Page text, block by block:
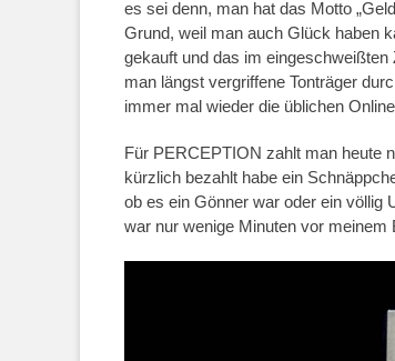
es sei denn, man hat das Motto
Grund, weil man auch Glück haben
gekauft und das im
man längst vergriffene Tonträger
immer mal wieder die üblichen
Für PERCEPTION zahlt man heute
kürzlich bezahlt habe ein
ob es ein Gönner war oder ein völlig
war nur wenige Minuten vor meinem